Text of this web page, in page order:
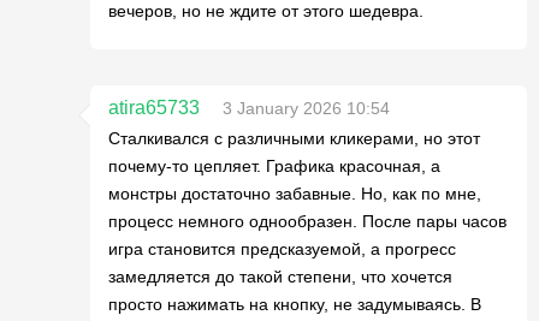
вечеров, но не ждите от этого шедевра.
atira65733
3 January 2026 10:54
Сталкивался с различными кликерами, но этот
почему-то цепляет. Графика красочная, а
монстры достаточно забавные. Но, как по мне,
процесс немного однообразен. После пары часов
игра становится предсказуемой, а прогресс
замедляется до такой степени, что хочется
просто нажимать на кнопку, не задумываясь. В